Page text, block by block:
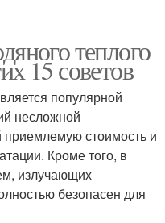
теплого
15 советов
популярной
несложной
стоимость и
Кроме того, в
излучающих
безопасен для